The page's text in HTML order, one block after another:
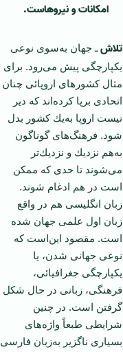
امكانات و نیروهاست.
تلاشـ جهان به‌سوی نوعی
یكپارچگی پیش می‌رود. برای
مثال كشورهای اروپائی چنان
اتحادی برپا كرده‌اند كه دیر
نیست اروپا به‌یك كشور بدل
شود. فرهنگ‌های گوناگون
به‌هم نزدیك و نزدیك‌تر
می‌شوند تا حدی كه ممكن
است در هم ادغام شوند.
زبان انگلیسی هم در واقع
زبان اول علمی جهان شده
است. مقصود این‌است كه
نوعی جهانی شدن، یا
یكپارچگی جغرافیائی،
فرهنگی، زبانی در حال شكل
گرفتن است. در چنین
شرایطی طبعاً واژه‌های
بسیاری ناگزیر به‌زبان فارسی